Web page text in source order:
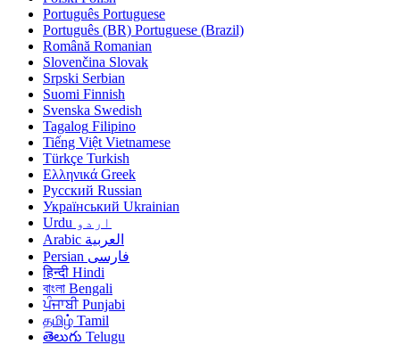
Português Portuguese
Português (BR) Portuguese (Brazil)
Română Romanian
Slovenčina Slovak
Srpski Serbian
Suomi Finnish
Svenska Swedish
Tagalog Filipino
Tiếng Việt Vietnamese
Türkçe Turkish
Ελληνικά Greek
Русский Russian
Український Ukrainian
اردو Urdu
العربية Arabic
فارسی Persian
हिन्दी Hindi
বাংলা Bengali
ਪੰਜਾਬੀ Punjabi
தமிழ் Tamil
తెలుగు Telugu